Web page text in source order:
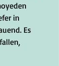
in
Es